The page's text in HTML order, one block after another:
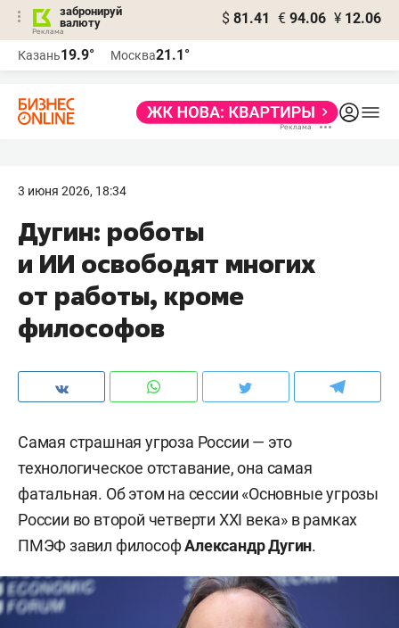
забронируй
валюту
$ 81.41 € 94.06 ¥ 12.06
Казань19.9° Москва21.1°
3 июня 2026, 18:34
Дугин: роботы
и ИИ освободят многих
от работы, кроме
философов
Самая страшная угроза России — это
технологическое отставание, она самая
фатальная. Об этом на сессии «Основные угрозы
России во второй четверти XXI века» в рамках
ПМЭФ завил философАлександр Дугин.